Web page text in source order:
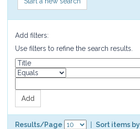
Add filters:
Use filters to refine the search results.
Results/Page
Sort items by